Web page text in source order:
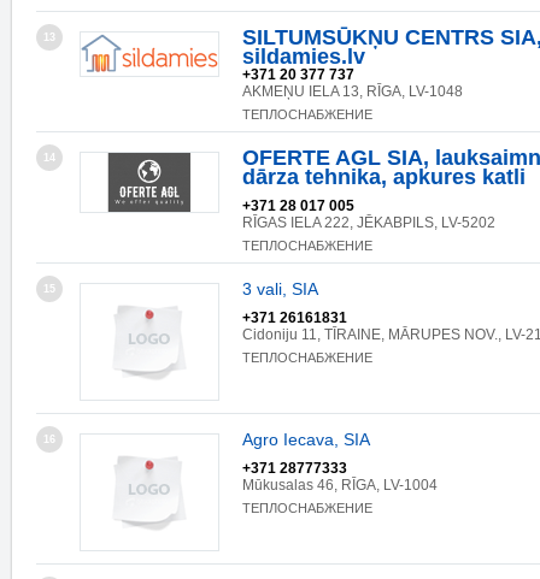
13
SILTUMSŪKŅU CENTRS
sildamies.lv
+371 20 377 737
AKMEŅU IELA 13, RĪGA, LV-1048
ТЕПЛОСНАБЖЕНИЕ
14
OFERTE AGL SIA,
dārza tehnika, apkures katli
+371 28 017 005
RĪGAS IELA 222, JĒKABPILS, LV-5202
ТЕПЛОСНАБЖЕНИЕ
15 3 vali, SIA
+371 26161831
Cidoniju 11, TĪRAINE, MĀRUPES NOV., LV-
ТЕПЛОСНАБЖЕНИЕ
16 Agro Iecava, SIA
+371 28777333
Mūkusalas 46, RĪGA, LV-1004
ТЕПЛОСНАБЖЕНИЕ